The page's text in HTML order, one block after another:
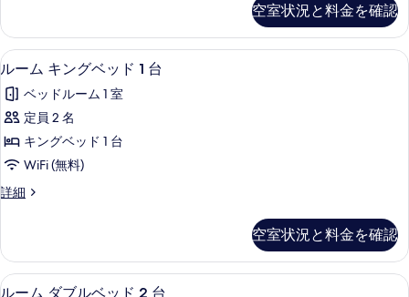
ド
台
の
す
べ
て
の
を
表
イ
ー
ン
ッ
ド
台
の
細
空室状況と料金を確認
ル
ー
ム
キ
ン
グ
ベ
ド
高級寝具、羽毛の掛け布団、ピロー
6
ルーム キングベッド 1 台
ベッドルーム 1 室
定員 2 名
キングベッド 1 台
WiFi (無料)
詳細
ル
ン
グ
ベ
空室状況と料金を確認
ル
ルーム ダブルベッド 2 台 | 高級寝具
5
ルーム ダブルベッド 2 台